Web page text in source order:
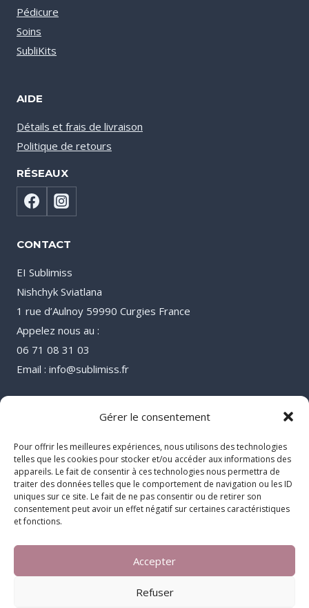
Gérer le consentement
Pour offrir les meilleures expériences, nous utilisons des technologies
telles que les cookies pour stocker et/ou accéder aux informations des
appareils. Le fait de consentir à ces technologies nous permettra de
traiter des données telles que le comportement de navigation ou les ID
uniques sur ce site. Le fait de ne pas consentir ou de retirer son
consentement peut avoir un effet négatif sur certaines caractéristiques
et fonctions.
Accepter
Refuser
Pédicure
Soins
SubliKits
AIDE
Détails et frais de livraison
Politique de retours
RÉSEAUX
CONTACT
EI Sublimiss
Nishchyk Sviatlana
1 rue d’Aulnoy 59990 Curgies France
Appelez nous au :
06 71 08 31 03
Email : info@sublimiss.fr